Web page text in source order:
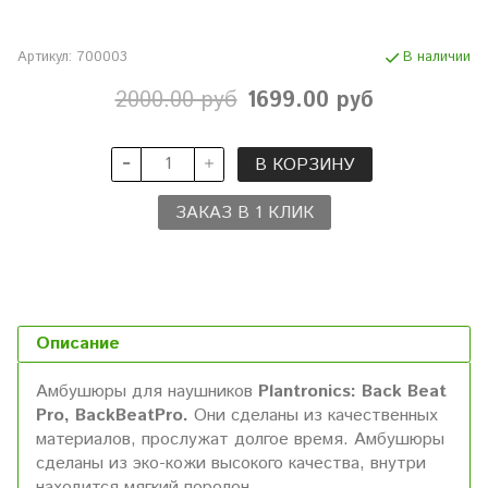
Артикул: 700003 В наличии
2000.00 руб 1699.00 руб
В КОРЗИНУ
ЗАКАЗ В 1 КЛИК
Описание
Амбушюры для наушников Plantronics: Back Beat
Pro, BackBeatPro. Они сделаны из качественных
материалов, прослужат долгое время. Амбушюры
сделаны из эко-кожи высокого качества, внутри